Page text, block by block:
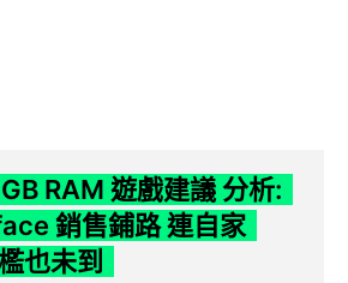
RAM 遊戲建議 分析:
銷售鋪路 連自家
也未到